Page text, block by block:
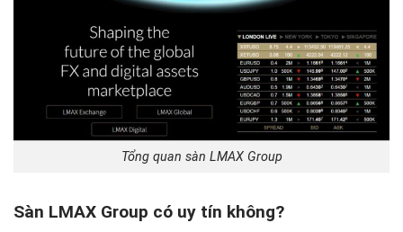
Tổng quan sàn LMAX Group
Sàn LMAX Group có uy tín không?